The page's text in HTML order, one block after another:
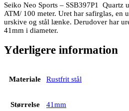
Seiko Neo Sports – SSB397P1 Quartz
ATM/ 100 meter. Uret har safirglas, en
urskive og stål lænke. Derudover har
41mm i diameter.
Yderligere information
Materiale Rustfrit stål
Størrelse 41mm